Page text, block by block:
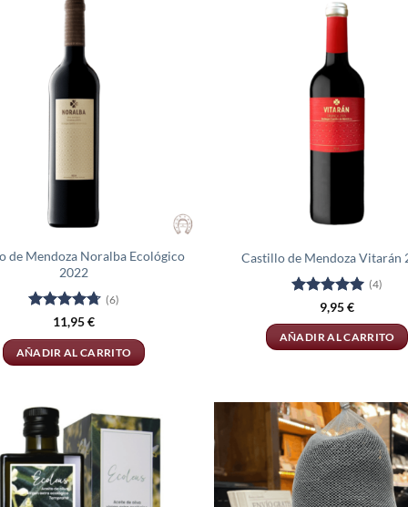
de Mendoza Noralba Ecológico
2022
Valorado
de 5
(6)
11,95€
AÑADIR AL CARRITO
Castillo de Mendoza Vitarán
Valorado
(4)
9,95€
AÑADIR AL CARRITO